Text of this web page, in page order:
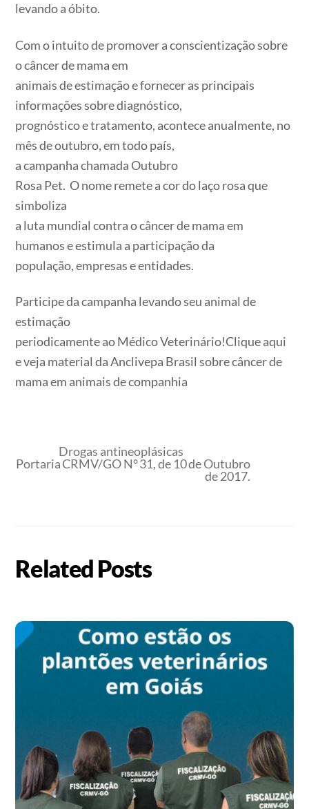
levando a óbito.
Com o intuito de promover a conscientização sobre
o câncer de mama em
animais de estimação e fornecer as principais
informações sobre diagnóstico,
prognóstico e tratamento, acontece anualmente, no
mês de outubro, em todo país,
a campanha chamada Outubro
Rosa Pet. O nome remete a cor do laço rosa que
simboliza
a luta mundial contra o câncer de mama em
humanos e estimula a participação da
população, empresas e entidades.
Participe da campanha levando seu animal de
estimação
periodicamente ao Médico Veterinário!Clique aqui
e veja material da Anclivepa Brasil sobre câncer de
mama em animais de companhia
Drogas antineoplásicas
Portaria CRMV/GO N° 31, de 10 de Outubro
de 2017.
Related Posts